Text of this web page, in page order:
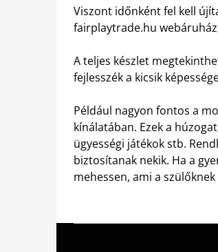
Viszont időnként fel kell
fairplaytrade.hu
A teljes készlet
fejlesszék a kicsik
Például nagyon fontos a
kínálatában. Ezek a
ügyességi játékok stb.
biztosítanak nekik. Ha a
mehessen, ami a szülőknek